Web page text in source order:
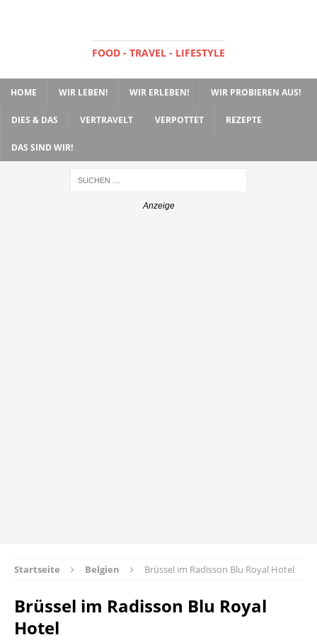
FOOD - TRAVEL - LIFESTYLE
HOME WIR LEBEN! WIR ERLEBEN! WIR PROBIEREN AUS!
DIES & DAS VERTRAVELT VERPOTTET REZEPTE
DAS SIND WIR!
Startseite Belgien Brüssel im Radisson Blu Royal Hotel
Brüssel im Radisson Blu Royal
Hotel